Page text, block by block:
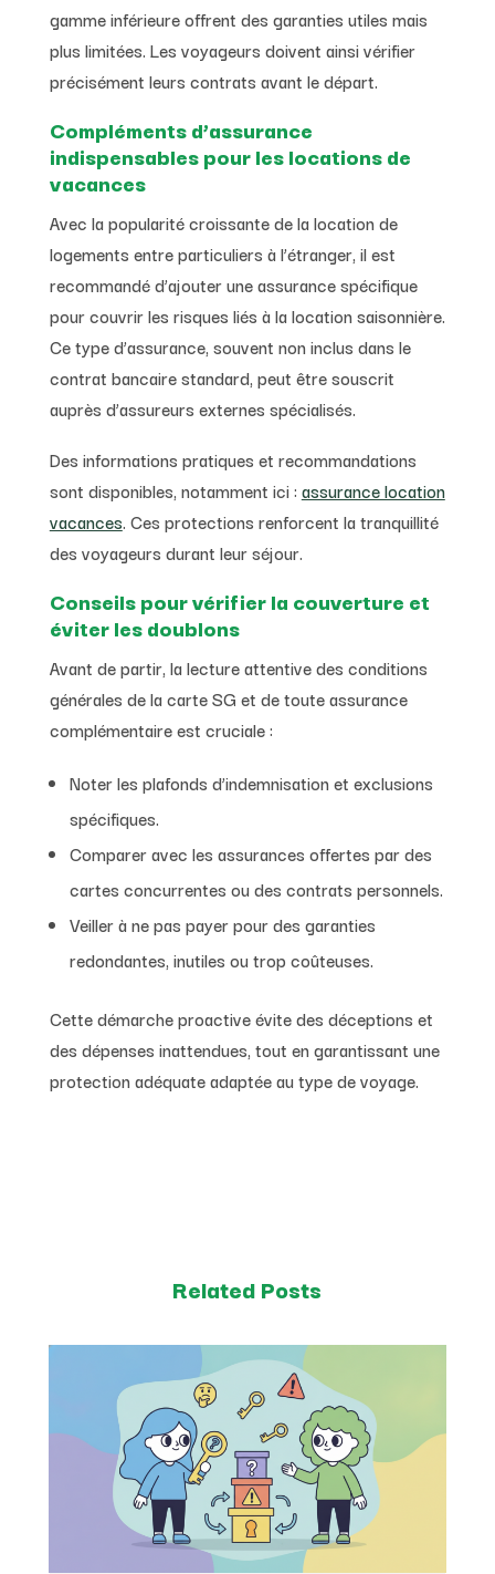
gamme inférieure offrent des garanties utiles mais
plus limitées. Les voyageurs doivent ainsi vérifier
précisément leurs contrats avant le départ.
Compléments d’assurance
indispensables pour les locations de
vacances
Avec la popularité croissante de la location de
logements entre particuliers à l’étranger, il est
recommandé d’ajouter une assurance spécifique
pour couvrir les risques liés à la location saisonnière.
Ce type d’assurance, souvent non inclus dans le
contrat bancaire standard, peut être souscrit
auprès d’assureurs externes spécialisés.
Des informations pratiques et recommandations
sont disponibles, notamment ici : assurance location
vacances. Ces protections renforcent la tranquillité
des voyageurs durant leur séjour.
Conseils pour vérifier la couverture et
éviter les doublons
Avant de partir, la lecture attentive des conditions
générales de la carte SG et de toute assurance
complémentaire est cruciale :
Noter les plafonds d’indemnisation et exclusions
spécifiques.
Comparer avec les assurances offertes par des
cartes concurrentes ou des contrats personnels.
Veiller à ne pas payer pour des garanties
redondantes, inutiles ou trop coûteuses.
Cette démarche proactive évite des déceptions et
des dépenses inattendues, tout en garantissant une
protection adéquate adaptée au type de voyage.
Related Posts